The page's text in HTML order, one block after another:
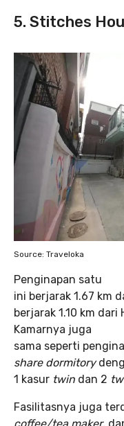
5. Stitches
Source: Traveloka
Penginapan satu
ini berjarak 1.67 km
berjarak 1.10 km
Kamarnya juga
sama seperti
share dormitory
1 kasur twin dan 2
Fasilitasnya juga